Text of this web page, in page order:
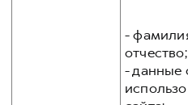
-
отчество;
- данные